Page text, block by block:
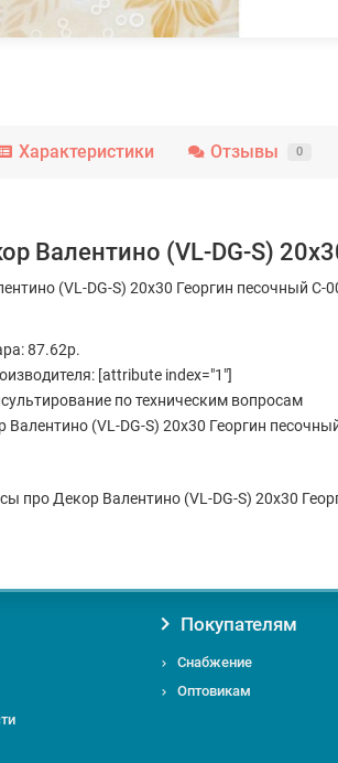
Характеристики Отзывы 0
Валентино (VL-DG-S)
(VL-DG-S) 20x30 Георгин песочный
87.62р.
[attribute index="1"]
по техническим вопросам
Валентино (VL-DG-S) 20x30 Георгин
про Декор Валентино (VL-DG-S) 20x30
Покупателям
Снабжение
Оптовикам